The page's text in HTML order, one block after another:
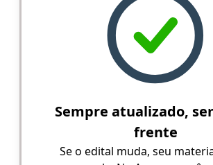
Sempre atualizado,
frente
Se o edital muda, seu